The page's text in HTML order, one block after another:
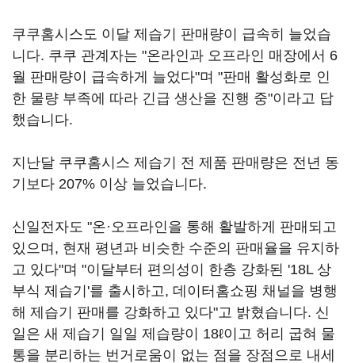
쿠쿠홈시스도 이달 제습기 판매량이 급속히 늘었습
니다. 쿠쿠 관계자는 "온라인과 오프라인 매장에서 6
월 판매량이 급속하게 늘었다"며 "판매 활성화로 인
한 물량 부족에 따라 긴급 생산을 진행 중"이라고 답
했습니다.
지난달 쿠쿠홈시스 제습기 전 제품 판매량은 전년 동
기보다 207% 이상 늘었습니다.
신일전자도 "온·오프라인을 통해 활발하게 판매되고
있으며, 현재 평년과 비슷한 수준의 판매율을 유지하
고 있다"며 "이달부터 편의성이 한층 강화된 '18L 상
부식 제습기'를 출시하고, 데이터홈쇼핑 채널을 병행
해 제습기 판매를 강화하고 있다"고 밝혔습니다. 신
일은 새 제습기 일일 제습량이 18ℓ이고 허리 굽혀 물
통을 분리하는 번거로움이 없는 점을 장점으로 내세